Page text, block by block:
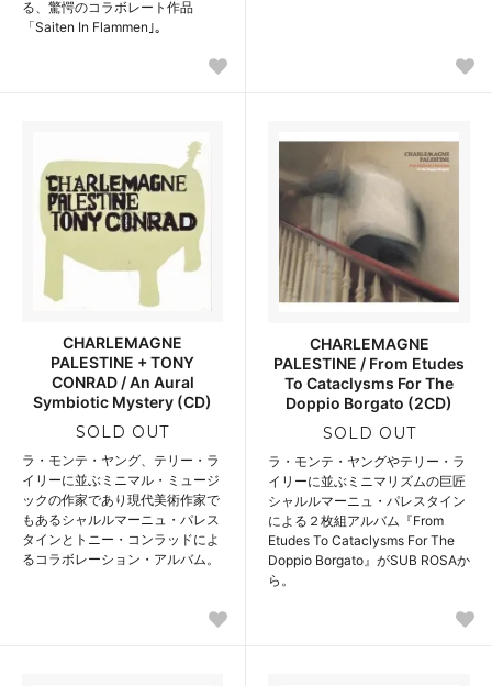
る、驚愕のコラボレート作品
「Saiten In Flammen｣。
CHARLEMAGNE
PALESTINE + TONY
CONRAD / An Aural
Symbiotic Mystery (CD)
SOLD OUT
ラ・モンテ・ヤング、テリー・ラ
イリーに並ぶミニマル・ミュージ
ックの作家であり現代美術作家で
もあるシャルルマーニュ・パレス
タインとトニー・コンラッドによ
るコラボレーション・アルバム。
CHARLEMAGNE
PALESTINE / From Etudes
To Cataclysms For The
Doppio Borgato (2CD)
SOLD OUT
ラ・モンテ・ヤングやテリー・ラ
イリーに並ぶミニマリズムの巨匠
シャルルマーニュ・パレスタイン
による２枚組アルバム『From
Etudes To Cataclysms For The
Doppio Borgato』がSUB ROSAか
ら。